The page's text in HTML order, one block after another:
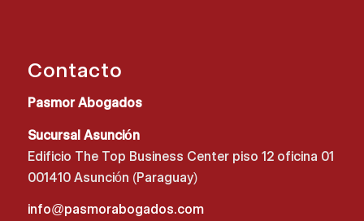
Contacto
Pasmor Abogados
Sucursal Asunción
Edificio The Top Business Center piso 12 oficina 01
001410 Asunción (Paraguay)
info@pasmorabogados.com